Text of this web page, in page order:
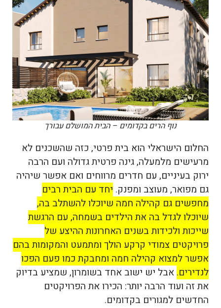
נוף הרים בקדומים – הבית המושלם עבורך
החלום הישראלי הוא בית פרטי, כזה שהשכנים לא
מרעישים מלמעלה, גינה פרטית גדולה ועם הרבה
ירוק בעיניים, עם חדרים מרווחים ואם אפשר שיהיה
גם מפואר, מעוצב ומפנק. יחד עם הבית רבים
מחפשים גם קהילה חמה שיוכלו להשתלב בה,
שיוכלו לגדל בה את הילדים בשמחה, עם הרגשת
שייכות ולכידות בשנים האחרונות ההיצע של
פרויקטים צמודי קרקע הולך ומתמעט והמקומות בהם
אפשר למצוא קהילה חמה ומחבקת כמו פעם הפכו
לנדירים. אבל יש ישוב אחד בשומרון, שמציע בדיוק
את זה ועוד הרבה יותר: הכירו את הפרויקטים
החדשים למגורים בקדומים.